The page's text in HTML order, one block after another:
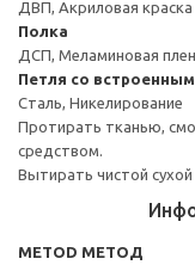
ДВП, Акриловая краска
Полка
ДСП, Меламиновая
Петля со
Сталь, Никелирование
Протирать тканью,
средством.
Вытирать чистой сухой
METOD МЕТОД